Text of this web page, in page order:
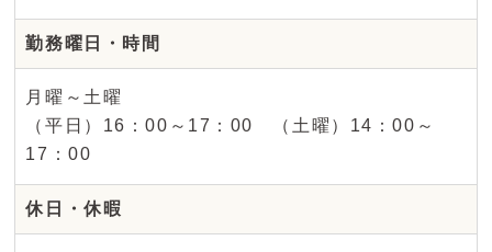
勤務曜日・時間
月曜～土曜
（平日）16：00～17：00 （土曜）14：00～
17：00
休日・休暇